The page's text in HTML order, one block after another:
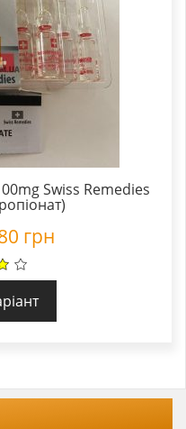
Swiss Remedies
грн